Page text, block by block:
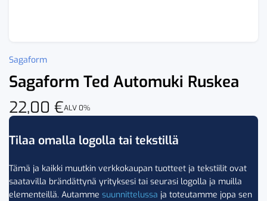
Sagaform
Sagaform Ted Automuki Ruskea
22,00 €ALV 0%
Tilaa omalla logolla tai tekstillä
Tämä ja kaikki muutkin verkkokaupan tuotteet ja tekstiilit ovat
saatavilla brändättynä yrityksesi tai seurasi logolla ja muilla
elementeillä. Autamme suunnittelussa ja toteutamme jopa sen